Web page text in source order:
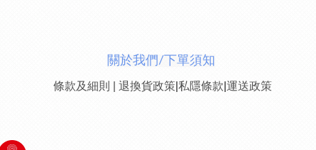
關於我們/下單須知
條款及細則 退換貨政策 私隱條款 運送政策